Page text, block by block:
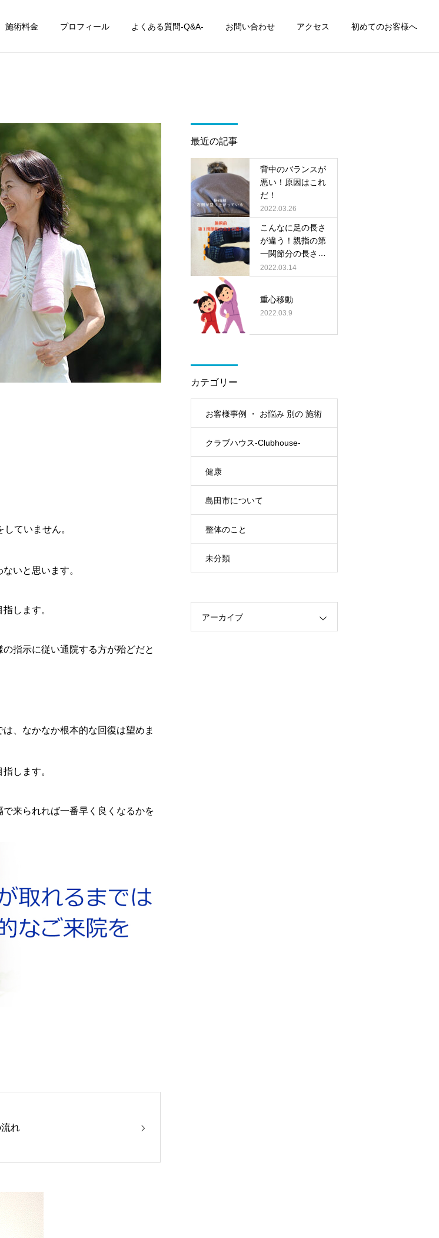
施術料金 プロフィール よくある質問-Q&A- お問い合わせ アクセス 初めてのお客様へ
ていません。
いと思います。
します。
指示に従い通院する方が殆どだと
、なかなか根本的な回復は望めま
します。
来られれば一番早く良くなるかを
れ
最近の記事
背中のバランスが
悪い！原因はこれ
だ！
2022.03.26
こんなに足の長さ
が違う！親指の第
一関節分の長さの
違いに驚き！！
2022.03.14
重心移動
2022.03.9
カテゴリー
お客様事例 ・ お悩み 別の 施術
例
クラブハウス-Clubhouse-
健康
島田市について
整体のこと
未分類
アーカイブ